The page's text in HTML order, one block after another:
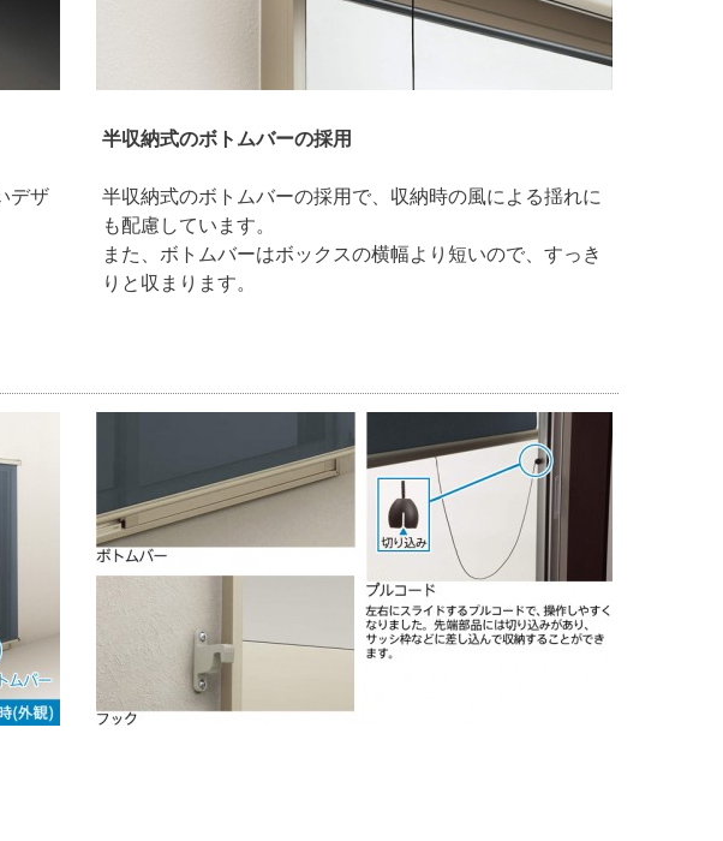
デザ
半収納式のボトムバーの採用
半収納式のボトムバーの採用で、収納時の風による揺れに
も配慮しています。
また、ボトムバーはボックスの横幅より短いので、すっき
りと収まります。